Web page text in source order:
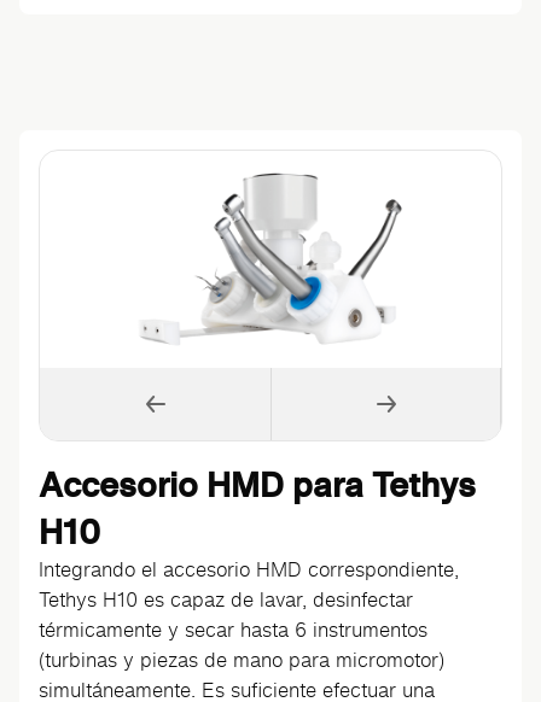
Accesorio HMD para Tethys
H10
Integrando el accesorio HMD correspondiente,
Tethys H10 es capaz de lavar, desinfectar
térmicamente y secar hasta 6 instrumentos
(turbinas y piezas de mano para micromotor)
simultáneamente. Es suficiente efectuar una